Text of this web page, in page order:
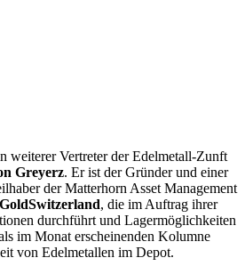
weiterer Vertreter der Edelmetall-Zunft
Greyerz. Er ist der Gründer und einer
der Matterhorn Asset Management
GoldSwitzerland, die im Auftrag ihrer
durchführt und Lagermöglichkeiten
im Monat erscheinenden Kolumne
von Edelmetallen im Depot.